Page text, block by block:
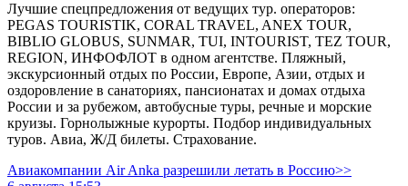
Лучшие спецпредложения от ведущих тур. операторов:
PEGAS TOURISTIK, CORAL TRAVEL, ANEX TOUR,
BIBLIO GLOBUS, SUNMAR, TUI, INTOURIST, TEZ TOUR,
REGION, ИНФОФЛОТ в одном агентстве. Пляжный,
экскурсионный отдых по России, Европе, Азии, отдых и
оздоровление в санаториях, пансионатах и домах отдыха
России и за рубежом, автобусные туры, речные и морские
круизы. Горнолыжные курорты. Подбор индивидуальных
туров. Авиа, Ж/Д билеты. Страхование.
Авиакомпании Air Anka разрешили летать в Россию>>